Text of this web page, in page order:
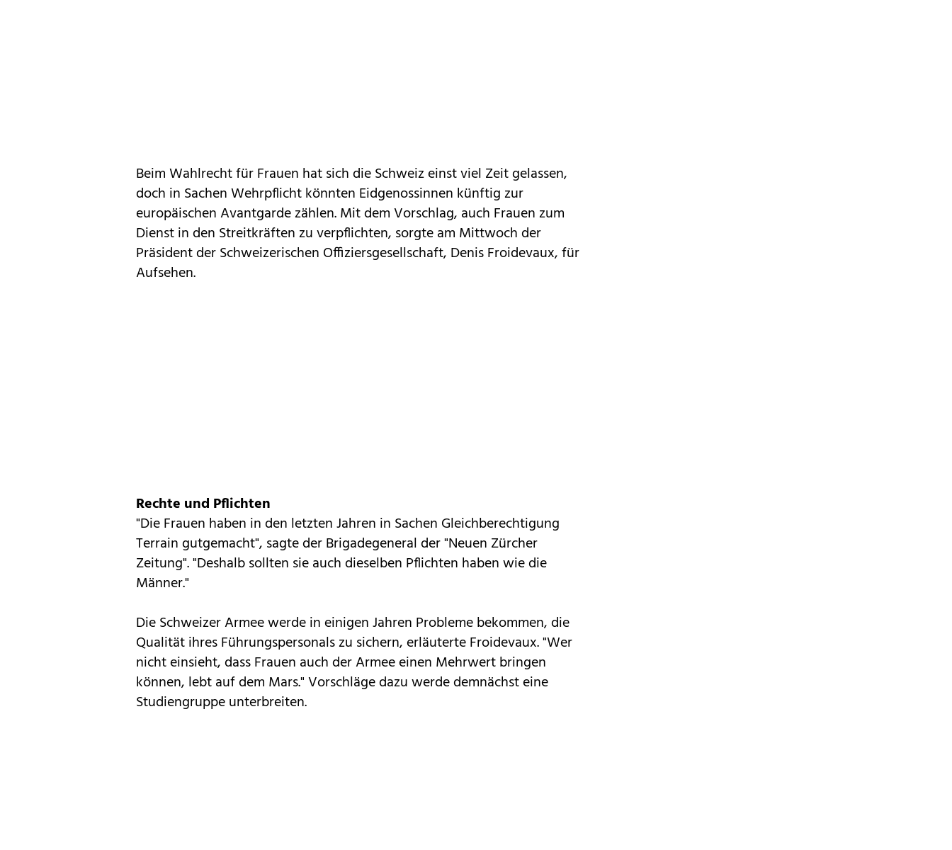
Beim Wahlrecht für Frauen hat sich die Schweiz einst viel Zeit gelassen,
doch in Sachen Wehrpflicht könnten Eidgenossinnen künftig zur
europäischen Avantgarde zählen. Mit dem Vorschlag, auch Frauen zum
Dienst in den Streitkräften zu verpflichten, sorgte am Mittwoch der
Präsident der Schweizerischen Offiziersgesellschaft, Denis Froidevaux, für
Aufsehen.
Rechte und Pflichten
"Die Frauen haben in den letzten Jahren in Sachen Gleichberechtigung
Terrain gutgemacht", sagte der Brigadegeneral der "Neuen Zürcher
Zeitung". "Deshalb sollten sie auch dieselben Pflichten haben wie die
Männer."
Die Schweizer Armee werde in einigen Jahren Probleme bekommen, die
Qualität ihres Führungspersonals zu sichern, erläuterte Froidevaux. "Wer
nicht einsieht, dass Frauen auch der Armee einen Mehrwert bringen
können, lebt auf dem Mars." Vorschläge dazu werde demnächst eine
Studiengruppe unterbreiten.